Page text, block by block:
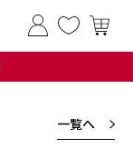
一覧へ